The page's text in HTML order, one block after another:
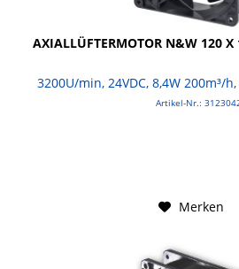
AXIALLÜFTERMOTOR N&W 120
3200U/min, 24VDC, 8,4W 200m³/
Artikel-Nr.:
Merken